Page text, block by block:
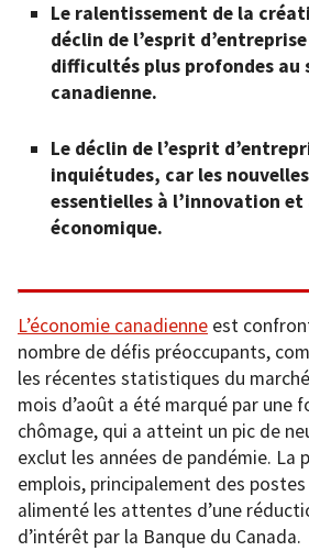
Le ralentissement de la
déclin de l’esprit
difficultés plus profondes au
canadienne.
Le déclin de l’esprit
inquiétudes, car les
essentielles à l’innovation et
économique.
L’économie canadienne est
nombre de défis préoccupants,
les récentes statistiques du
mois d’août a été marqué par une
chômage, qui a atteint un pic de
exclut les années de pandémie. La
emplois, principalement des
alimenté les attentes d’une
d’intérêt par la Banque du Canada.